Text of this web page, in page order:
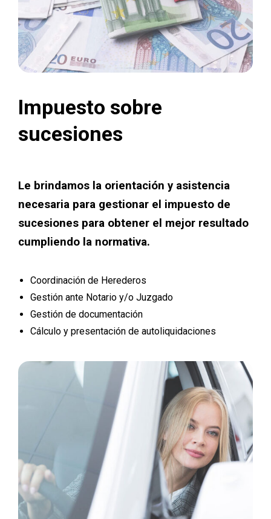
Impuesto sobre
sucesiones
Le brindamos la orientación y asistencia
necesaria para gestionar el impuesto de
sucesiones para obtener el mejor resultado
cumpliendo la normativa.
Coordinación de Herederos
Gestión ante Notario y/o Juzgado
Gestión de documentación
Cálculo y presentación de autoliquidaciones